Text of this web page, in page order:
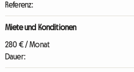
Referenz:
Miete und Konditionen
280 € / Monat
Dauer: